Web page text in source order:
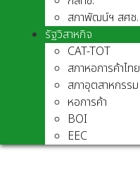
สภาพัฒน์ฯ สศช.
รัฐวิสาหกิจ
CAT-TOT
สภาหอการค้าไทย
สภาอุตสาหกรรม
หอการค้า
BOI
EEC